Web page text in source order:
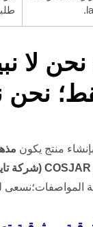
لا
منتج يكون
COSJAR (شركة تايوان كيه. كيه.)
المواصفات؛نسعى